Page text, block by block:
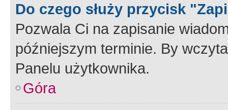
Do czego służy przycisk
Pozwala Ci na zapisanie
późniejszym terminie. By
Panelu użytkownika.
Góra